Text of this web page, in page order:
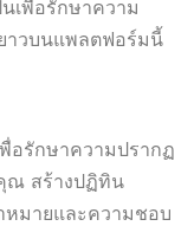
เพื่อรักษาความ
าวบนแพลตฟอร์มนี้
อรักษาความปรากฏ
ณ สร้างปฏิทิน
หมายและความชอบ